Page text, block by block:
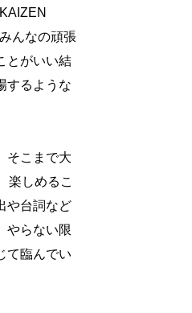
んなの頑張
とがいい結
するような
そこまで大
楽しめるこ
や台詞など
やらない限
て臨んでい